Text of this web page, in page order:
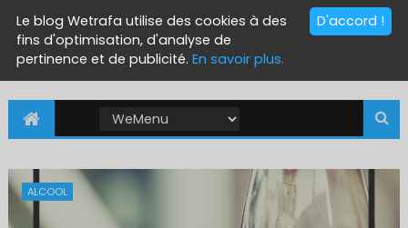
ALCOOL
D'accord !
Le blog Wetrafa utilise des cookies à des
fins d'optimisation, d'analyse de
pertinence et de publicité. En savoir plus.